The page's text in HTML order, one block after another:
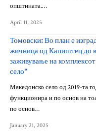
општината.…
April 11, 2025
Томовски: Во план е
жичница од Капиштец до
заживување на
село“
Македонско село од 2019-та
функционира и по основ на
по основ…
January 21, 2025